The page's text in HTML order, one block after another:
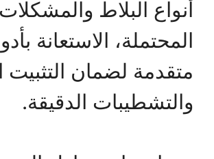
أنواع البلاط والمشكلات
المحتملة، الاستعانة
متقدمة لضمان التثبيت
والتشطيبات الدقيقة.